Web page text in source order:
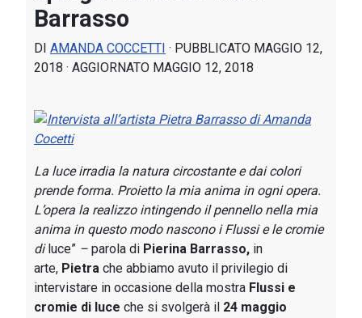
Barrasso
DI AMANDA COCCETTI · PUBBLICATO MAGGIO 12,
2018 · AGGIORNATO MAGGIO 12, 2018
La luce irradia la natura circostante e dai colori
prende forma. Proietto la mia anima in ogni opera.
L’opera la realizzo intingendo il pennello nella mia
anima in questo modo nascono i Flussi e le cromie
diluce” – parola di Pierina Barrasso, in
arte, Pietra che abbiamo avuto il privilegio di
intervistare in occasione della mostra Flussi e
cromie di luce che si svolgerà il 24 maggio